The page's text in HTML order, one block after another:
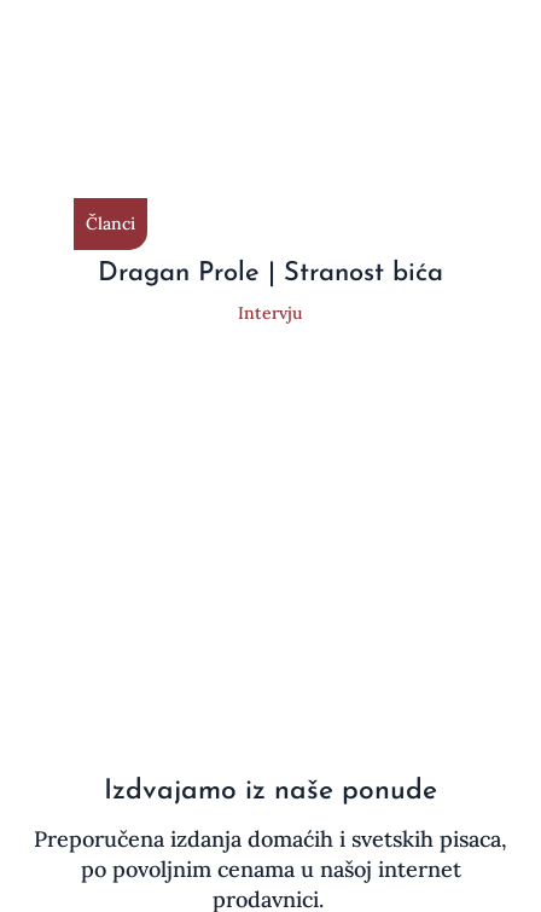
Članci
Dragan Prole | Stranost bića
Intervju
Izdvajamo iz naše ponude
Preporučena izdanja domaćih i svetskih pisaca,
po povoljnim cenama u našoj internet
prodavnici.